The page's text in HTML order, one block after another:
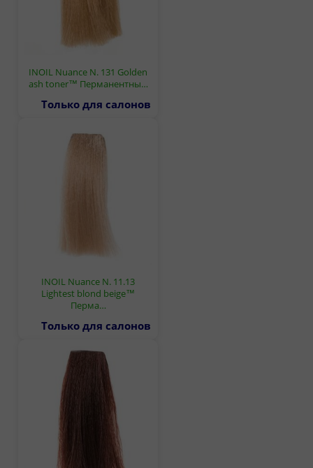
INOIL Nuance N. 131 Golden
ash toner™ Перманентны…
Только для салонов
INOIL Nuance N. 11.13
Lightest blond beige™
Перма…
Только для салонов